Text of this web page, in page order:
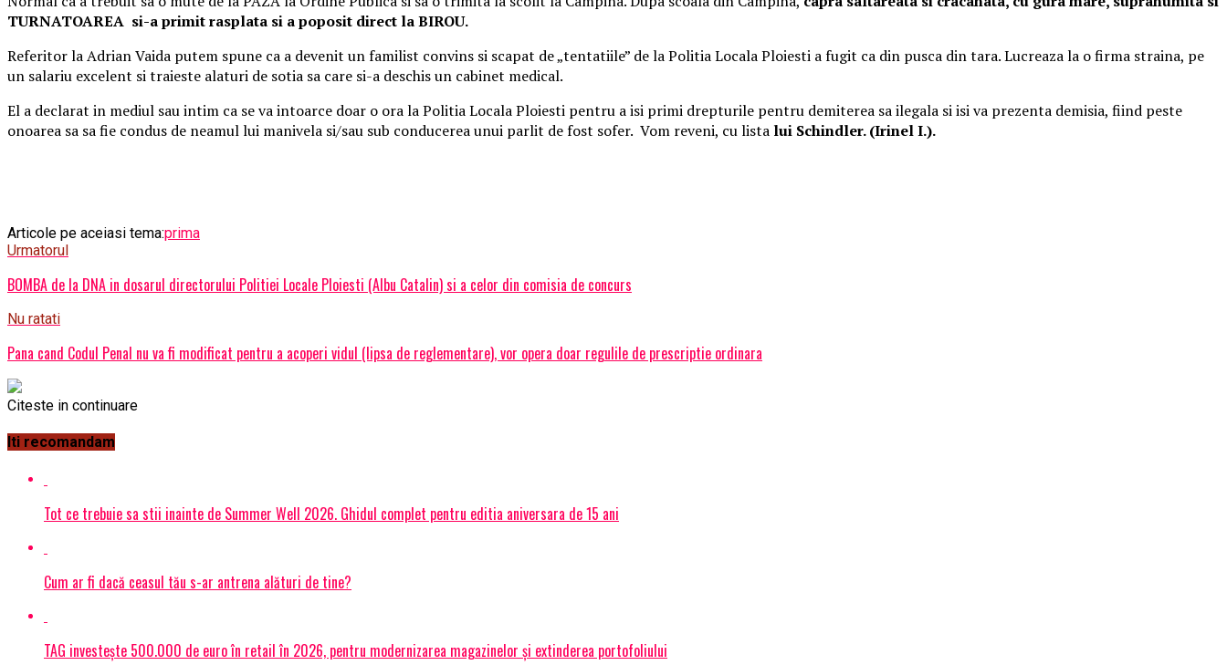
TURNATOAREA si-a primit rasplata si a poposit direct la BIROU.
Referitor la Adrian Vaida putem spune ca a devenit un familist convins si scapat de „tentatiile” de la Politia Locala Ploiesti a fugit ca din pusca din tara. Lucreaza la o firma straina, pe
un salariu excelent si traieste alaturi de sotia sa care si-a deschis un cabinet medical.
El a declarat in mediul sau intim ca se va intoarce doar o ora la Politia Locala Ploiesti pentru a isi primi drepturile pentru demiterea sa ilegala si isi va prezenta demisia, fiind peste
onoarea sa sa fie condus de neamul lui manivela si/sau sub conducerea unui parlit de fost sofer. Vom reveni, cu lista lui Schindler. (Irinel I.).
Articole pe aceiasi tema:prima
Urmatorul
BOMBA de la DNA in dosarul directorului Politiei Locale Ploiesti (Albu Catalin) si a celor din comisia de concurs
Nu ratati
Pana cand Codul Penal nu va fi modificat pentru a acoperi vidul (lipsa de reglementare), vor opera doar regulile de prescriptie ordinara
Citeste in continuare
Iti recomandam
Tot ce trebuie sa stii inainte de Summer Well 2026. Ghidul complet pentru editia aniversara de 15 ani
Cum ar fi dacă ceasul tău s-ar antrena alături de tine?
TAG investește 500.000 de euro în retail în 2026, pentru modernizarea magazinelor și extinderea portofoliului